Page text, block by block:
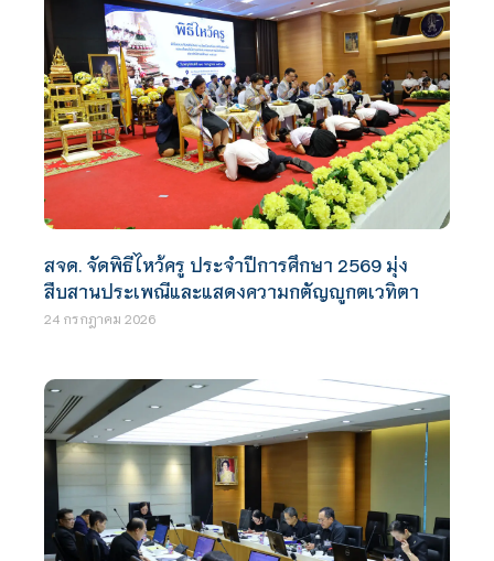
สจด. จัดพิธีไหว้ครู ประจำปีการศึกษา 2569 มุ่ง
สืบสานประเพณีและแสดงความกตัญญูกตเวทิตา
24 กรกฎาคม 2026